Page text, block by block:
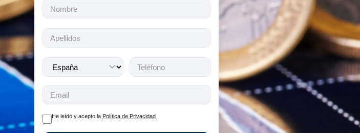
los
son
obligatorios.
He leído y acepto la Política de Privacidad